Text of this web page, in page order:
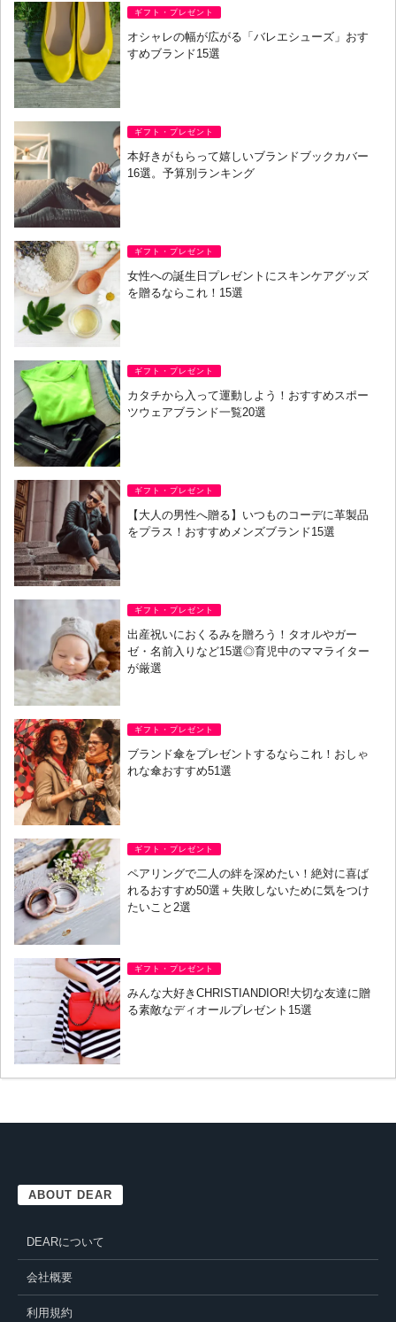
ギフト・プレゼント
オシャレの幅が広がる「バレエシューズ」おす
すめブランド15選
ギフト・プレゼント
本好きがもらって嬉しいブランドブックカバー
16選。予算別ランキング
ギフト・プレゼント
女性への誕生日プレゼントにスキンケアグッズ
を贈るならこれ！15選
ギフト・プレゼント
カタチから入って運動しよう！おすすめスポー
ツウェアブランド一覧20選
ギフト・プレゼント
【大人の男性へ贈る】いつものコーデに革製品
をプラス！おすすめメンズブランド15選
ギフト・プレゼント
出産祝いにおくるみを贈ろう！タオルやガー
ゼ・名前入りなど15選◎育児中のママライター
が厳選
ギフト・プレゼント
ブランド傘をプレゼントするならこれ！おしゃ
れな傘おすすめ51選
ギフト・プレゼント
ペアリングで二人の絆を深めたい！絶対に喜ば
れるおすすめ50選＋失敗しないために気をつけ
たいこと2選
ギフト・プレゼント
みんな大好きCHRISTIANDIOR!大切な友達に贈
る素敵なディオールプレゼント15選
ABOUT DEAR
DEARについて
会社概要
利用規約